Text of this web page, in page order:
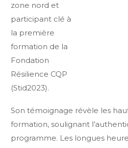
zone nord et
participant clé à
la première
formation de la
Fondation
Résilience CQP
(Stid2023).
Son témoignage révèle les
formation, soulignant
programme. Les longues